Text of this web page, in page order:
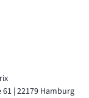
| 22179 Hamburg